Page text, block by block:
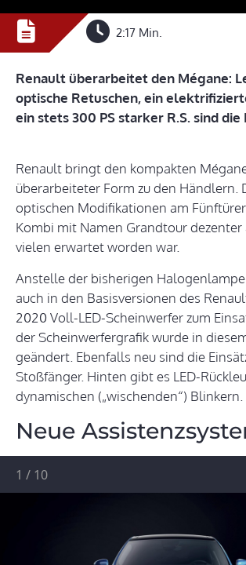
2:17 Min.
Renault überarbeitet den Mégane:
optische Retuschen, ein
ein stets 300 PS starker R.S. sind
Renault bringt den kompakten
überarbeiteter Form zu den Händlern.
optischen Modifikationen am
Kombi mit Namen Grandtour dezenter
vielen erwartet worden war.
Anstelle der bisherigen
auch in den Basisversionen des
2020 Voll-LED-Scheinwerfer zum
der Scheinwerfergrafik wurde in
geändert. Ebenfalls neu sind die
Stoßfänger. Hinten gibt es LED-
dynamischen („wischenden“) Blinkern.
Neue
1 / 10